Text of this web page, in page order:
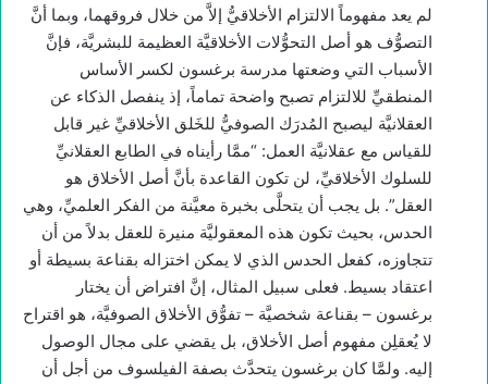
لم يعد مفهوماً الالتزام الأخلاقيُّ إلاَّ من خلال فروقهما، وبما أنَّ
التصوُّف هو أصل التحوُّلات الأخلاقيَّة العظيمة للبشريَّة، فإنَّ
الأسباب التي وضعتها مدرسة برغسون لكسر الأساس
المنطقيِّ للالتزام تصبح واضحة تماماً، إذ ينفصل الذكاء عن
العقلانيَّة ليصبح المُدرَك الصوفيُّ للخَلق الأخلاقيِّ غير قابل
للقياس مع عقلانيَّة العمل: “ممَّا رأيناه في الطابع العقلانيِّ
للسلوك الأخلاقيِّ، لن تكون القاعدة بأنَّ أصل الأخلاق هو
العقل”. بل يجب أن يتحلَّى بخبرة معيَّنة من الفكر العلميِّ، وهي
الحدس، بحيث تكون هذه المعقوليَّة منيرة للعقل بدلاً من أن
تتجاوزه، كفعل الحدس الذي لا يمكن اختزاله بقناعة بسيطة أو
اعتقاد بسيط. فعلى سبيل المثال، إنَّ افتراض أن يختار
برغسون – بقناعة شخصيَّة – تفوُّق الأخلاق الصوفيَّة، هو اقتراح
لا يُعقلِن مفهوم أصل الأخلاق، بل يقضي على مجال الوصول
إليه. ولمَّا كان برغسون يتحدَّث بصفة الفيلسوف من أجل أن